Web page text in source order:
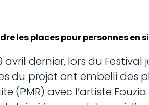
les places pour personnes
avril dernier, lors du
du projet ont embelli des
(PMR) avec l’artiste